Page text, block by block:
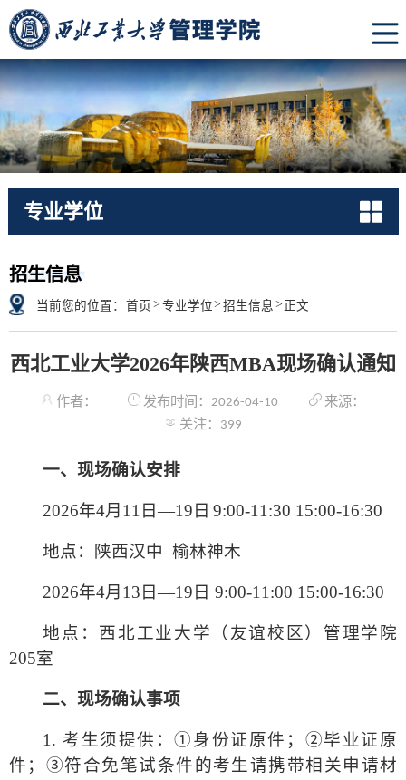
专业学位
招生信息
Admissions
当前您的位置： 首页 > 专业学位> 招生信息 > 正文
西北工业大学2026年陕西MBA现场确认通知
作者： 发布时间：2026-04-10
来源：
关注： 399
一、现场确认安排
2026年4月 11 日—19 日 9:00-11:30 1 5:00-16:30
地点： 陕西汉中 榆林神木
2026年4月 13 日—19 日 9:00-11:00 1 5:00-16:30
地点：西北工业大学（友谊校区）管理学院
205室
二、现场确认事项
1 . 考生须提供：①身份证原件；②毕业证原
件 ；③符合免笔试条件的考生请携带相关申请材